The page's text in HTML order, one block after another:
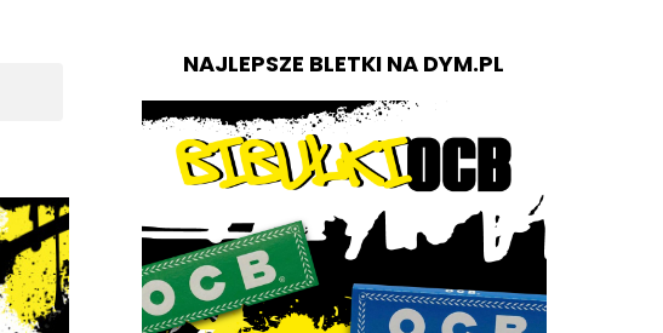
NAJLEPSZE BLETKI NA DYM.PL